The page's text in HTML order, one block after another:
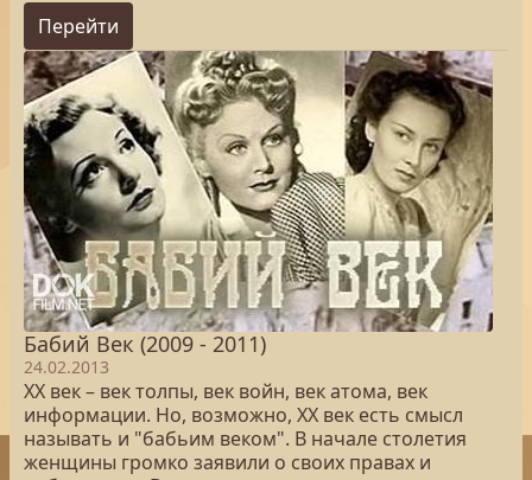
Перейти
Бабий Век (2009 - 2011)
24.02.2013
ХХ век – век толпы, век войн, век атома, век
информации. Но, возможно, ХХ век есть смысл
называть и "бабьим веком". В начале столетия
женщины громко заявили о своих правах и